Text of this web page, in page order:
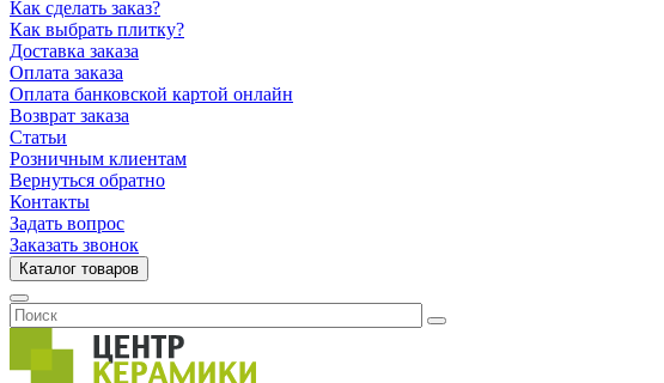
Как сделать заказ?
Как выбрать плитку?
Доставка заказа
Оплата заказа
Оплата банковской картой онлайн
Возврат заказа
Статьи
Розничным клиентам
Вернуться обратно
Контакты
Задать вопрос
Заказать звонок
Каталог товаров